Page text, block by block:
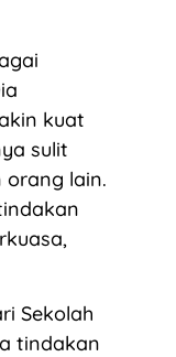
kuat
sulit
lain.
Sekolah
tindakan